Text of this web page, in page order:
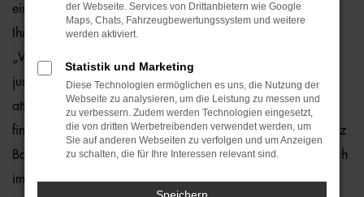
einwandfreien Zustand gewährleisten. Hierauf geben wir
Ihnen eine Gewährleistung von einem Jahr – und das ohne
„Wenn und Aber“. In den meisten Fällen handelt es sich um
junge Gebrauchte vom Typ Audi e-tron, die wir zu überaus
attraktiven Preisen anbieten. Audi e-tron Gebrauchtwagen
finden Sie an jedem unserer sieben Standorte, die über ganz
Bayern verteilt sind. Des Weiteren verschaffen wir Ihnen auch
im Rahmen unserer Internetpräsenz einen guten Überblick.
der Webseite. Services von Drittanbietern wie Google
Maps, Chats, Fahrzeugbewertungssystem und weitere
werden aktiviert.
Statistik und Marketing
Diese Technologien ermöglichen es uns, die Nutzung der
Webseite zu analysieren, um die Leistung zu messen und
zu verbessern. Zudem werden Technologien eingesetzt,
die von dritten Werbetreibenden verwendet werden, um
Sie auf anderen Webseiten zu verfolgen und um Anzeigen
zu schalten, die für Ihre Interessen relevant sind.